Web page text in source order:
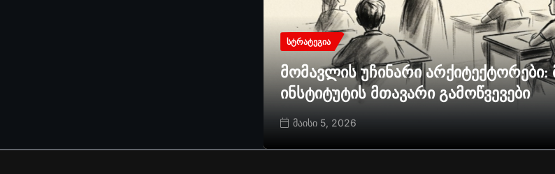
ᲡᲢᲠᲐᲢᲔᲒᲘᲐ
მომავლის უჩინარი
ინსტიტუტის მთავარი გამოწვევები
მაისი 5, 2026